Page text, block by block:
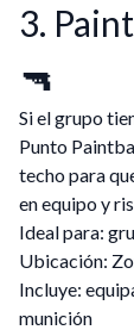
3.
🔫
Si el grupo
Punto
techo para
en equipo y
Ideal para:
Ubicación:
Incluye:
munición